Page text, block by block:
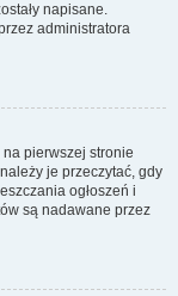
napisane.
administratora
pierwszej stronie
je przeczytać, gdy
ogłoszeń i
są nadawane przez